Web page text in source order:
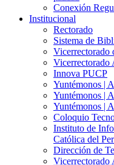
Conexión
Institucional
Rectorado
Sistema de
Vicerrectorado
Vicerrectorado
Innova PUCP
Yuntémonos |
Yuntémonos |
Yuntémonos |
Coloquio
Instituto de
Católica del
Dirección de
Vicerrectorado